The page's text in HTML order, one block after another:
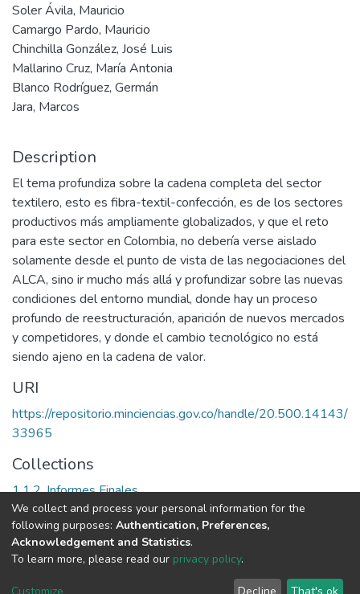
Soler Ávila, Mauricio
Camargo Pardo, Mauricio
Chinchilla González, José Luis
Mallarino Cruz, María Antonia
Blanco Rodríguez, Germán
Jara, Marcos
Description
El tema profundiza sobre la cadena completa del sector
textilero, esto es fibra-textil-confección, es de los sectores
productivos más ampliamente globalizados, y que el reto
para este sector en Colombia, no debería verse aislado
solamente desde el punto de vista de las negociaciones del
ALCA, sino ir mucho más allá y profundizar sobre las nuevas
condiciones del entorno mundial, donde hay un proceso
profundo de reestructuración, aparición de nuevos mercados
y competidores, y donde el cambio tecnológico no está
siendo ajeno en la cadena de valor.
URI
https://repositorio.minciencias.gov.co/handle/20.500.14143/
33965
Collections
1.1.2. Informes Finales
Full item page
DSpace software copyright © 2002-2026
Cookie End User Send
We collect and process your personal information for the
following purposes: Authentication, Preferences,
Acknowledgement and Statistics.
To learn more, please read our privacy policy.